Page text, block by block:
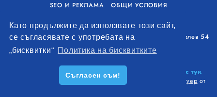
Като продължите да използвате този сайт,
се съгласявате с употребата на
„бисквитки“ Политика на бисквитките
Съгласен съм!
SEO И РЕКЛАМА
ОБЩИ УСЛОВИЯ
Уолоу Интернешънъл ЕООД, гр. Варна, бул. Генерал Колев 54
+359 893 621 112
office@remontna-brigada.com
Създай профил на своя строителен бизнес тук
. Всички права запазени. Изработка на софтуер от